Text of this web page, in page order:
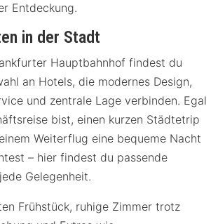
Entdeckung.
in der Stadt
Hauptbahnhof findest du
an Hotels, die modernes Design,
und zentrale Lage verbinden. Egal
bist, einen kurzen Städtetrip
Weiterflug eine bequeme Nacht
– hier findest du passende
Gelegenheit.
Frühstück, ruhige Zimmer trotz